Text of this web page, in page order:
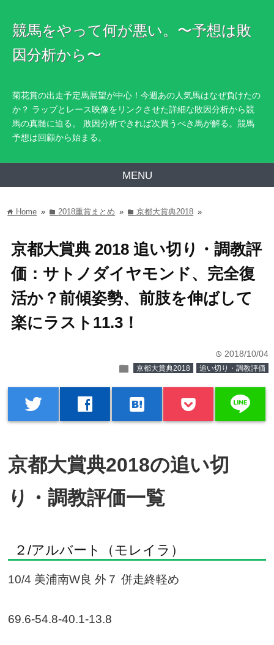
競馬をやって何が悪い。〜予想は敗
因分析から〜
菊花賞の出走予定馬展望が中心！今週あの人気馬はなぜ負けたの
か？ ラップとレース映像をリンクさせた詳細な敗因分析から競
馬の真髄に迫る。 敗因分析できれば次買うべき馬が解る。競馬
予想は回顧から始まる。
MENU
home Home » folder2018重賞まとめ » folder京都大賞典2018 »
京都大賞典 2018 追い切り・調教評
価：サトノダイヤモンド、完全復
活か？前傾姿勢、前肢を伸ばして
楽にラスト11.3！
time 2018/10/04
folder 京都大賞典2018 追い切り・調教評価
twitter facebook hatenabookmark line
京都大賞典2018の追い切
り・調教評価一覧
２/アルバート（モレイラ）
10/4 美浦南W良 外７ 併走終軽め
69.6-54.8-40.1-13.8